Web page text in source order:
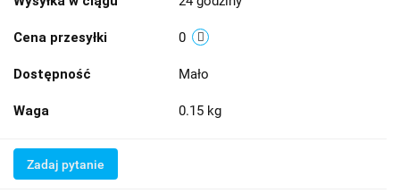
Cena przesyłki 0
Dostępność Mało
Waga 0.15 kg
Zadaj pytanie